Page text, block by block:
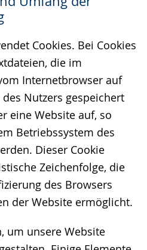
Cookies. Bei Cookies
die im
Internetbrowser auf
Nutzers gespeichert
eine Website auf, so
Betriebssystem des
Dieser Cookie
Zeichenfolge, die
des Browsers
der Website ermöglicht.
um unsere Website